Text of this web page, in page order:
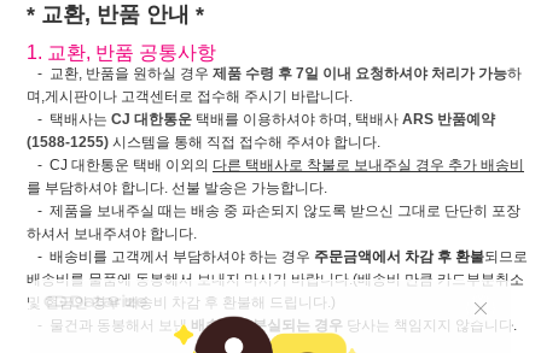
* 교환, 반품 안내 *
1. 교환, 반품 공통사항
- 교환, 반품을 원하실 경우 제품 수령 후 7일 이내 요청하셔야 처리가 가능하
며,게시판이나 고객센터로 접수해 주시기 바랍니다.
- 택배사는 CJ 대한통운 택배를 이용하셔야 하며, 택배사 ARS 반품예약
(1588-1255) 시스템을 통해 직접 접수해 주셔야 합니다.
- CJ 대한통운 택배 이외의 다른 택배사로 착불로 보내주실 경우 추가 배송비
를 부담하셔야 합니다. 선불 발송은 가능합니다.
- 제품을 보내주실 때는 배송 중 파손되지 않도록 받으신 그대로 단단히 포장
하셔서 보내주셔야 합니다.
- 배송비를 고객께서 부담하셔야 하는 경우 주문금액에서 차감 후 환불되므로
배송비를 물품에 동봉해서 보내지 마시기 바랍니다.(배송비 만큼 카드부분취소
및 현금인 경우 배송비 차감 후 환불해 드립니다.)
- 물건과 동봉해서 보낸 배송비가 분실되는 경우 당사는 책임지지 않습니다.